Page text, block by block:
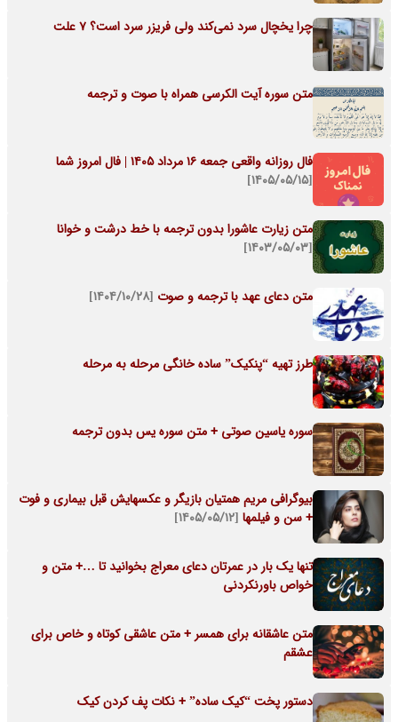
چرا یخچال سرد نمی‌کند ولی فریزر سرد است؟ 7 علت
متن سوره آیت الکرسی همراه با صوت و ترجمه
فال روزانه واقعی جمعه ۱۶ مرداد ۱۴۰۵ | فال امروز شما
[۱۴۰۵/۰۵/۱۵]
متن زیارت عاشورا بدون ترجمه با خط درشت و خوانا
[۱۴۰۳/۰۵/۰۳]
متن دعای عهد با ترجمه و صوت [۱۴۰۴/۱۰/۲۸]
طرز تهیه “پنکیک” ساده خانگی مرحله به مرحله
سوره یاسین صوتی + متن سوره یس بدون ترجمه
بیوگرافی مریم همتیان بازیگر و عکسهایش قبل بیماری و فوت
+ سن و فیلمها [۱۴۰۵/۰۵/۱۲]
تنها یک بار در عمرتان دعای معراج بخوانید تا …+ متن و
خواص باورنکردنی
متن عاشقانه برای همسر + متن عاشقی کوتاه و خاص برای
عشقم
دستور پخت “کیک ساده” + نکات پف کردن کیک